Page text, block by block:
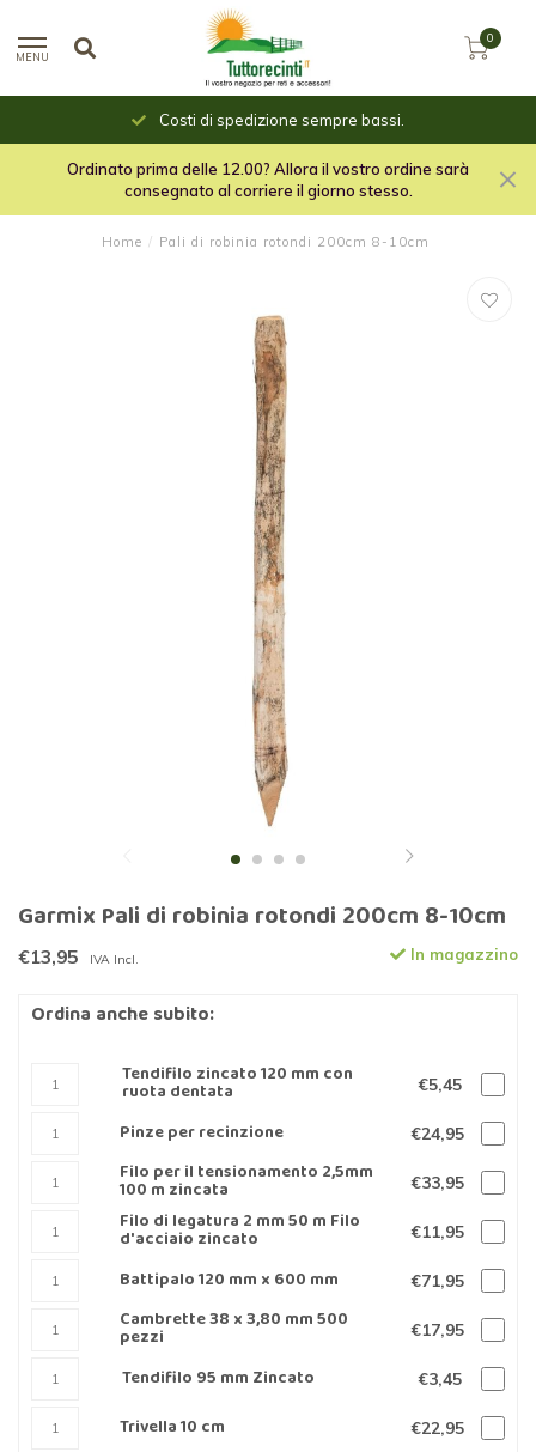
MENU
0
Costi di spedizione sempre bassi.
Ordinato prima delle 12.00? Allora il vostro ordine sarà
consegnato al corriere il giorno stesso.
Home / Pali di robinia rotondi 200cm 8-10cm
Garmix Pali di robinia rotondi 200cm 8-10cm
€13,95 IVA Incl. In magazzino
Ordina anche subito:
Tendifilo zincato 120 mm con
ruota dentata €5,45
Pinze per recinzione €24,95
Filo per il tensionamento 2,5mm
100 m zincata €33,95
Filo di legatura 2 mm 50 m Filo
d'acciaio zincato €11,95
Battipalo 120 mm x 600 mm €71,95
Cambrette 38 x 3,80 mm 500
pezzi €17,95
Tendifilo 95 mm Zincato €3,45
Trivella 10 cm €22,95